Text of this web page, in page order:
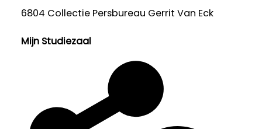
6804 Collectie Persbureau Gerrit Van Eck
Mijn Studiezaal